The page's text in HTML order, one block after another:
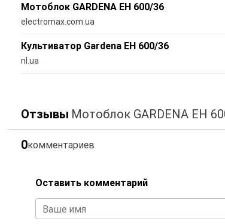
Мотоблок GARDENA EH 600/36
electromax.com.ua
Культиватор Gardena EH 600/36
nl.ua
Отзывы Мотоблок GARDENA EH
0комментариев
Оставить комментарий
Ваше имя